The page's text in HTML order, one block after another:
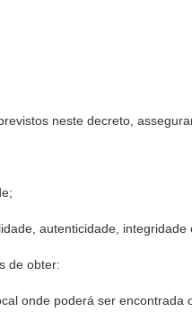
neste decreto,
autenticidade, integridade
de obter:
onde poderá ser encontrada